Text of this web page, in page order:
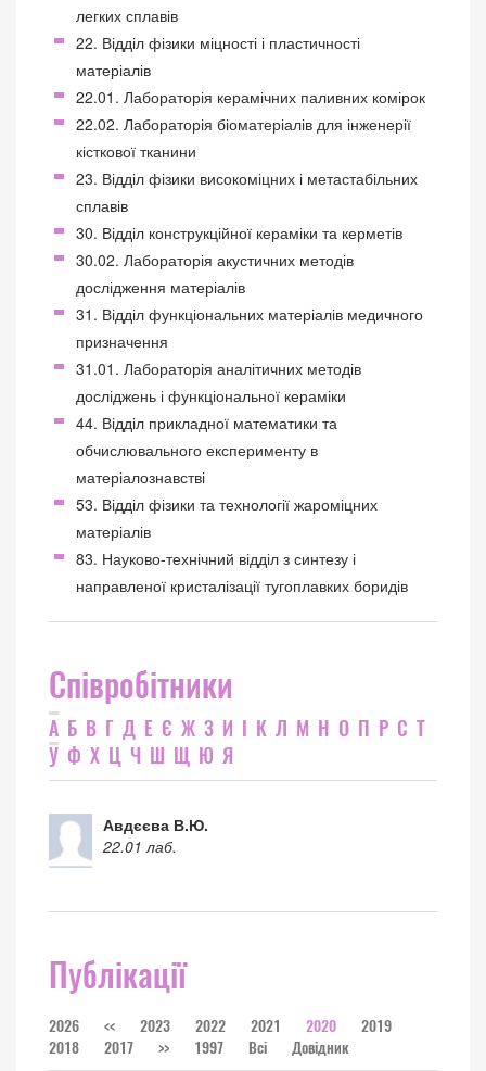
легких сплавів
22. Відділ фізики міцності і пластичності
матеріалів
22.01. Лабораторія керамічних паливних комірок
22.02. Лабораторія біоматеріалів для інженерії
кісткової тканини
23. Відділ фізики високоміцних і метастабільних
сплавів
30. Відділ конструкційної кераміки та керметів
30.02. Лабораторія акустичних методів
дослідження матеріалів
31. Відділ функціональних матеріалів медичного
призначення
31.01. Лабораторія аналітичних методів
досліджень і функціональної кераміки
44. Відділ прикладної математики та
обчислювального експерименту в
матеріалознавстві
53. Відділ фізики та технології жароміцних
матеріалів
83. Науково-технічний відділ з синтезу і
направленої кристалізації тугоплавких боридів
Співробітники
А Б В Г Д Е Є Ж З И І К Л М Н О П Р С Т
У Ф Х Ц Ч Ш Щ Ю Я
Авдєєва В.Ю.
22.01 лаб.
Публікації
2026 << 2023 2022 2021 2020
2019
2018
2017 >> 1997 Всі Довідник